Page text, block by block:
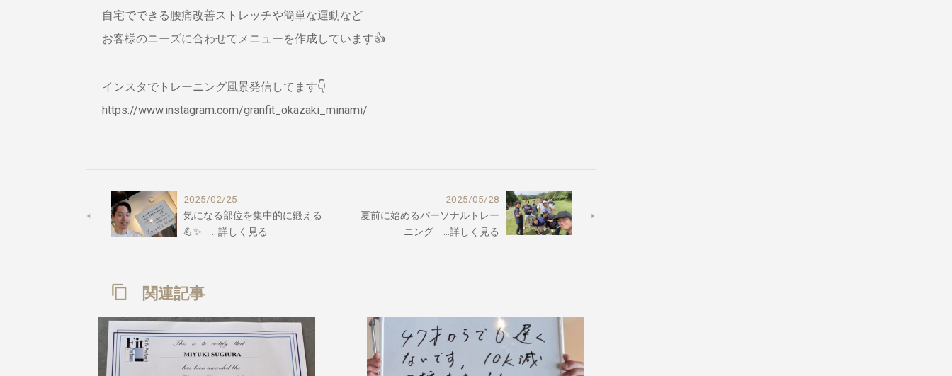
自宅でできる腰痛改善ストレッチや簡単な運動など
お客様のニーズに合わせてメニューを作成しています👍
インスタでトレーニング風景発信してます👇
https://www.instagram.com/granfit_okazaki_minami/
2025/02/25
気になる部位を集中的に鍛える
💪✨ …詳しく見る
2025/05/28
夏前に始めるパーソナルトレー
ニング …詳しく見る
関連記事